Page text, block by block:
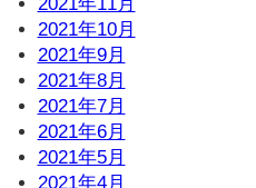
2021年10月
2021年9月
2021年8月
2021年7月
2021年6月
2021年5月
2021年4月